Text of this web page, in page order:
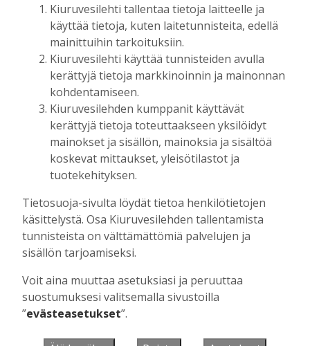
Salasana
Muista minut
Unohtuiko salasana?
se tästä.
Käyntiosoite :
Kiuruvesi Lehti oy
Niemistenkatu 4
Kiuruvesi
Kiuruvesilehti tallentaa tietoja laitteelle ja
käyttää tietoja, kuten laitetunnisteita, edellä
mainittuihin tarkoituksiin.
Kiuruvesilehti käyttää tunnisteiden avulla
kerättyjä tietoja markkinoinnin ja mainonnan
kohdentamiseen.
Kiuruvesilehden kumppanit käyttävät
kerättyjä tietoja toteuttaakseen yksilöidyt
mainokset ja sisällön, mainoksia ja sisältöä
koskevat mittaukset, yleisötilastot ja
tuotekehityksen.
Tietosuoja-sivulta löydät tietoa henkilötietojen
käsittelystä. Osa Kiuruvesilehden tallentamista
tunnisteista on välttämättömiä palvelujen ja
sisällön tarjoamiseksi.
Voit aina muuttaa asetuksiasi ja peruuttaa
suostumuksesi valitsemalla sivustoilla
”evästeasetukset”.